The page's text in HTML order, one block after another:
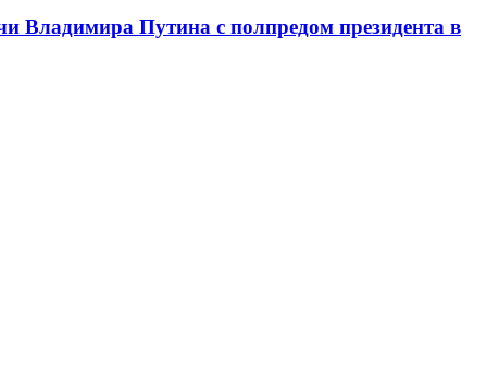
Владимира Путина с полпредом президента в